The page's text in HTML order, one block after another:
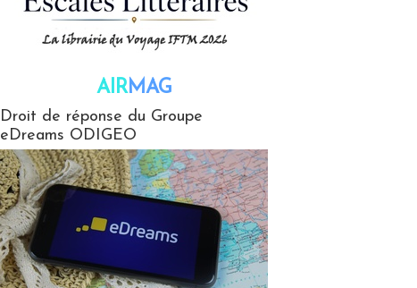
AIRMAG
Droit de réponse du Groupe
eDreams ODIGEO